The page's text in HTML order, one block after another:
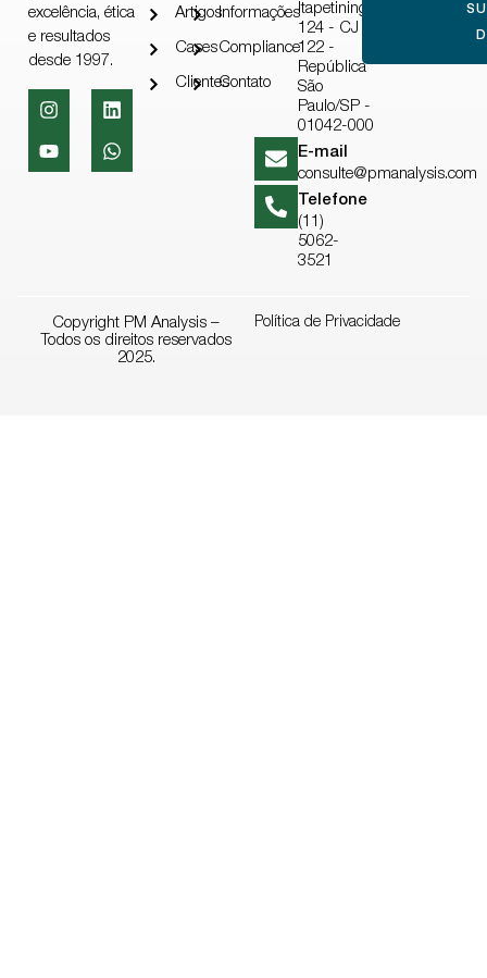
excelência, ética
e resultados
desde 1997.
Artigos
Cases
Clientes
Informações
Compliance
Contato
Itapetininga,
124 - CJ
122 -
República
São
Paulo/SP -
01042-000
E-mail
consulte@pmanalysis.com
Telefone
(11)
5062-
3521
Copyright PM Analysis –
Todos os direitos reservados
2025.
Política de Privacidade